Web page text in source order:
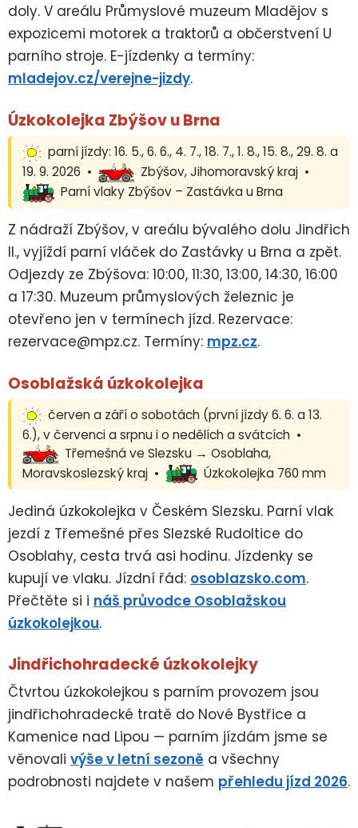
doly. V areálu Průmyslové muzeum Mladějov s
expozicemi motorek a traktorů a občerstvení U
parního stroje. E-jízdenky a termíny:
mladejov.cz/verejne-jizdy.
Úzkokolejka Zbýšov u Brna
parní jízdy: 16. 5., 6. 6., 4. 7., 18. 7., 1. 8., 15. 8., 29. 8. a
19. 9. 2026 •
Zbýšov, Jihomoravský kraj •
Parní vlaky Zbýšov – Zastávka u Brna
Z nádraží Zbýšov, v areálu bývalého dolu Jindřich
II., vyjíždí parní vláček do Zastávky u Brna a zpět.
Odjezdy ze Zbýšova: 10:00, 11:30, 13:00, 14:30, 16:00
a 17:30. Muzeum průmyslových železnic je
otevřeno jen v termínech jízd. Rezervace:
rezervace@mpz.cz. Termíny: mpz.cz.
Osoblažská úzkokolejka
červen a září o sobotách (první jízdy 6. 6. a 13.
6.), v červenci a srpnu i o nedělích a svátcích •
Třemešná ve Slezsku → Osoblaha,
Moravskoslezský kraj •
Úzkokolejka 760 mm
Jediná úzkokolejka v Českém Slezsku. Parní vlak
jezdí z Třemešné přes Slezské Rudoltice do
Osoblahy, cesta trvá asi hodinu. Jízdenky se
kupují ve vlaku. Jízdní řád: osoblazsko.com.
Přečtěte si i náš průvodce Osoblažskou
úzkokolejkou.
Jindřichohradecké úzkokolejky
Čtvrtou úzkokolejkou s parním provozem jsou
jindřichohradecké tratě do Nové Bystřice a
Kamenice nad Lipou — parním jízdám jsme se
věnovali výše v letní sezoně a všechny
podrobnosti najdete v našem přehledu jízd 2026.